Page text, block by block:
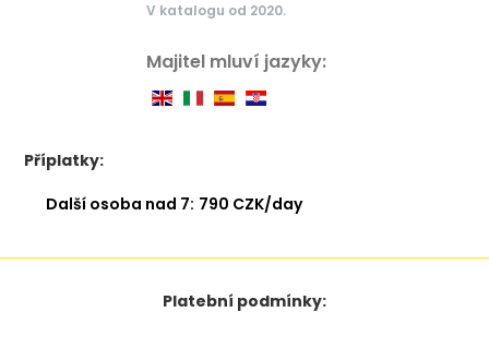
V katalogu od 2020.
Majitel mluví jazyky:
Příplatky:
Další osoba nad 7: 790 CZK/day
Platební podmínky: